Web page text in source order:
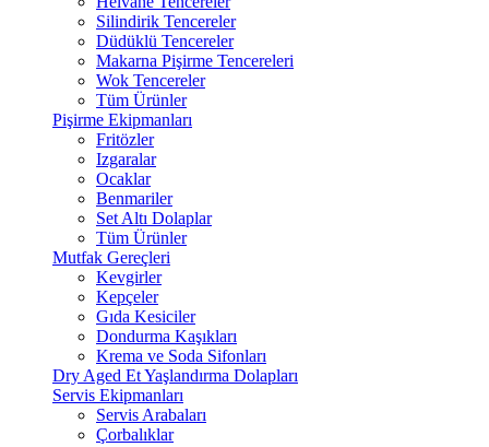
Silindirik Tencereler
Düdüklü Tencereler
Makarna Pişirme Tencereleri
Wok Tencereler
Tüm Ürünler
Pişirme Ekipmanları
Fritözler
Izgaralar
Ocaklar
Benmariler
Set Altı Dolaplar
Tüm Ürünler
Mutfak Gereçleri
Kevgirler
Kepçeler
Gıda Kesiciler
Dondurma Kaşıkları
Krema ve Soda Sifonları
Dry Aged Et Yaşlandırma Dolapları
Servis Ekipmanları
Servis Arabaları
Çorbalıklar